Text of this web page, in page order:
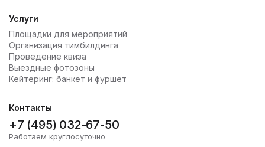
Услуги
Площадки для мероприятий
Организация тимбилдинга
Проведение квиза
Выездные фотозоны
Кейтеринг: банкет и фуршет
Контакты
+7 (495) 032-67-50
Работаем круглосуточно